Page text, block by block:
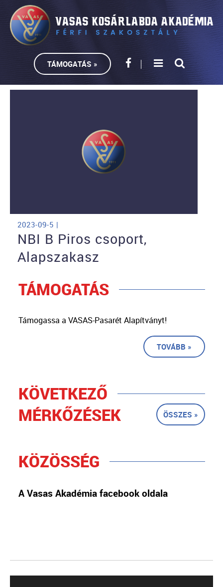
TÁMOGATÁS »
2023-09-5 |
NBI B Piros csoport,
Alapszakasz
TÁMOGATÁS
Támogassa a VASAS-Pasarét Alapítványt!
TOVÁBB »
KÖVETKEZŐ
MÉRKŐZÉSEK
ÖSSZES »
KÖZÖSSÉG
A Vasas Akadémia facebook oldala